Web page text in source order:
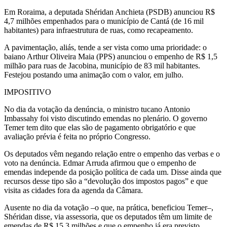
Em Roraima, a deputada Shéridan Anchieta (PSDB) anunciou R$
4,7 milhões empenhados para o município de Cantá (de 16 mil
habitantes) para infraestrutura de ruas, como recapeamento.
A pavimentação, aliás, tende a ser vista como uma prioridade: o
baiano Arthur Oliveira Maia (PPS) anunciou o empenho de R$ 1,5
milhão para ruas de Jacobina, município de 83 mil habitantes.
Festejou postando uma animação com o valor, em julho.
IMPOSITIVO
No dia da votação da denúncia, o ministro tucano Antonio
Imbassahy foi visto discutindo emendas no plenário. O governo
Temer tem dito que elas são de pagamento obrigatório e que
avaliação prévia é feita no próprio Congresso.
Os deputados vêm negando relação entre o empenho das verbas e o
voto na denúncia. Edmar Arruda afirmou que o empenho de
emendas independe da posição política de cada um. Disse ainda que
recursos desse tipo são a “devolução dos impostos pagos” e que
visita as cidades fora da agenda da Câmara.
Ausente no dia da votação –o que, na prática, beneficiou Temer–,
Shéridan disse, via assessoria, que os deputados têm um limite de